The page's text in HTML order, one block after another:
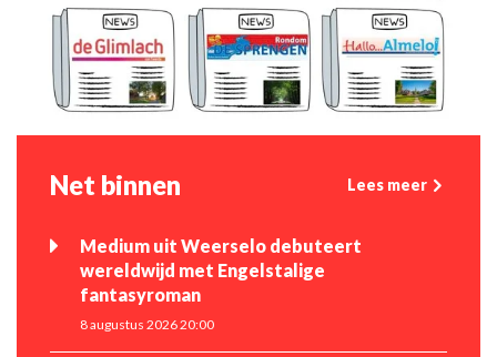
Net binnen Lees meer
Medium uit Weerselo debuteert
wereldwijd met Engelstalige
fantasyroman
8 augustus 2026 20:00